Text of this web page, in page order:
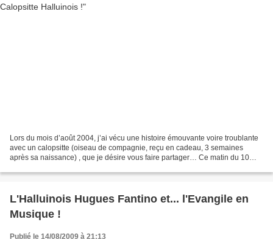
Lors du mois d’août 2004, j’ai vécu une histoire émouvante voire troublante
avec un calopsitte (oiseau de compagnie, reçu en cadeau, 3 semaines
après sa naissance) , que je désire vous faire partager… Ce matin du 10
L'Halluinois Hugues Fantino et... l'Evangile en
Musique !
Publié le 14/08/2009 à 21:13